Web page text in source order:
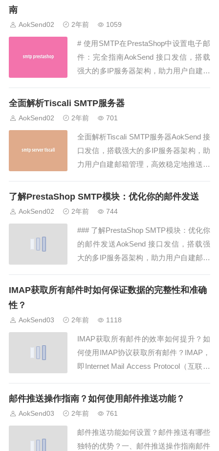
南
AokSend02 2年前 1059
# 使用SMTP在PrestaShop中设置电子邮
件：完全指南AokSend 接口发信，搭载
强大的多IP服务器架构，助力用户自建邮
的发送回执，同时支持SMTP/API发信，
全面解析Tiscali SMTP服务器
AokSend02 2年前 701
全面解析Tiscali SMTP服务器AokSend 接
口发信，搭载强大的多IP服务器架构，助
力用户自建邮箱管理，高效稳定地推送邮
P/API发信，是企业邮件发送的理想之
了解PrestaShop SMTP模块：优化你的邮件发送
AokSend02 2年前 744
### 了解PrestaShop SMTP模块：优化你
的邮件发送AokSend 接口发信，搭载强
大的多IP服务器架构，助力用户自建邮箱
发送回执，同时支持SMTP/API发信，是
（S...
IMAP获取所有邮件时如何保证数据的完整性和准确
性？
AokSend03 2年前 1118
IMAP获取所有邮件的效率如何提升？如
何使用IMAP协议获取所有邮件？IMAP，
即Internet Mail Access Protocol（互联网
器上获取邮件的标准协议。在使用IMAP
件的...
邮件推送操作指南？如何使用邮件推送功能？
AokSend03 2年前 761
邮件推送功能如何设置？邮件推送有哪些
独特的优势？一、邮件推送操作指南邮件